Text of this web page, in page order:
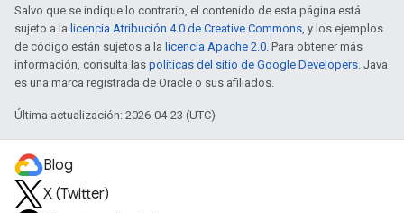
Salvo que se indique lo contrario, el contenido de esta página está
sujeto a la licencia Atribución 4.0 de Creative Commons, y los ejemplos
de código están sujetos a la licencia Apache 2.0. Para obtener más
información, consulta las políticas del sitio de Google Developers. Java
es una marca registrada de Oracle o sus afiliados.
Última actualización: 2026-04-23 (UTC)
Blog
X (Twitter)